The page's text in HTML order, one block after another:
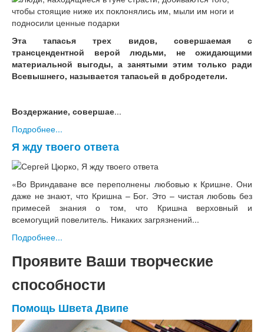
Эта тапасья трех видов, совершаемая с
трансцендентной верой людьми, не ожидающими
материальной выгоды, а занятыми этим только ради
Всевышнего, называется тапасьей в добродетели.
Воздержание, совершае...
Подробнее...
Я жду твоего ответа
«Во Вриндаване все переполнены любовью к Кришне. Они
даже не знают, что Кришна – Бог. Это – чистая любовь без
примесей знания о том, что Кришна верховный и
всемогущий повелитель. Никаких загрязнений...
Подробнее...
Проявите Ваши творческие
способности
Помощь Швета Двипе